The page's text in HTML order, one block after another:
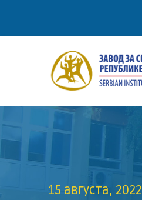
15 августа, 2022